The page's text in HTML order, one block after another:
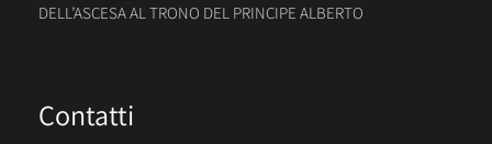
DELL’ASCESA AL TRONO DEL PRINCIPE ALBERTO
Contatti